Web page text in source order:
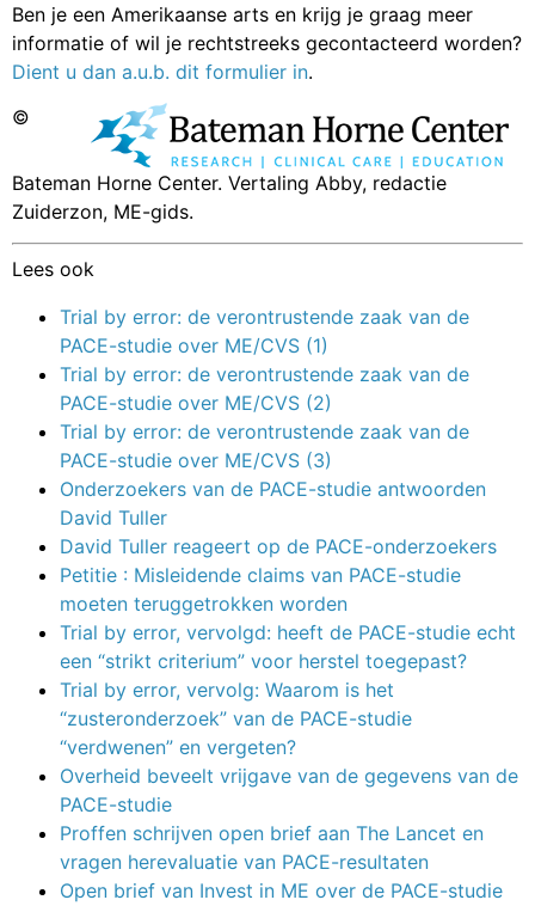
Ben je een Amerikaanse arts en krijg je graag meer
informatie of wil je rechtstreeks gecontacteerd worden?
Dient u dan a.u.b. dit formulier in.
©
Bateman Horne Center. Vertaling Abby, redactie
Zuiderzon, ME-gids.
Lees ook
Trial by error: de verontrustende zaak van de
PACE-studie over ME/CVS (1)
Trial by error: de verontrustende zaak van de
PACE-studie over ME/CVS (2)
Trial by error: de verontrustende zaak van de
PACE-studie over ME/CVS (3)
Onderzoekers van de PACE-studie antwoorden
David Tuller
David Tuller reageert op de PACE-onderzoekers
Petitie : Misleidende claims van PACE-studie
moeten teruggetrokken worden
Trial by error, vervolgd: heeft de PACE-studie echt
een “strikt criterium” voor herstel toegepast?
Trial by error, vervolg: Waarom is het
“zusteronderzoek” van de PACE-studie
“verdwenen” en vergeten?
Overheid beveelt vrijgave van de gegevens van de
PACE-studie
Proffen schrijven open brief aan The Lancet en
vragen herevaluatie van PACE-resultaten
Open brief van Invest in ME over de PACE-studie